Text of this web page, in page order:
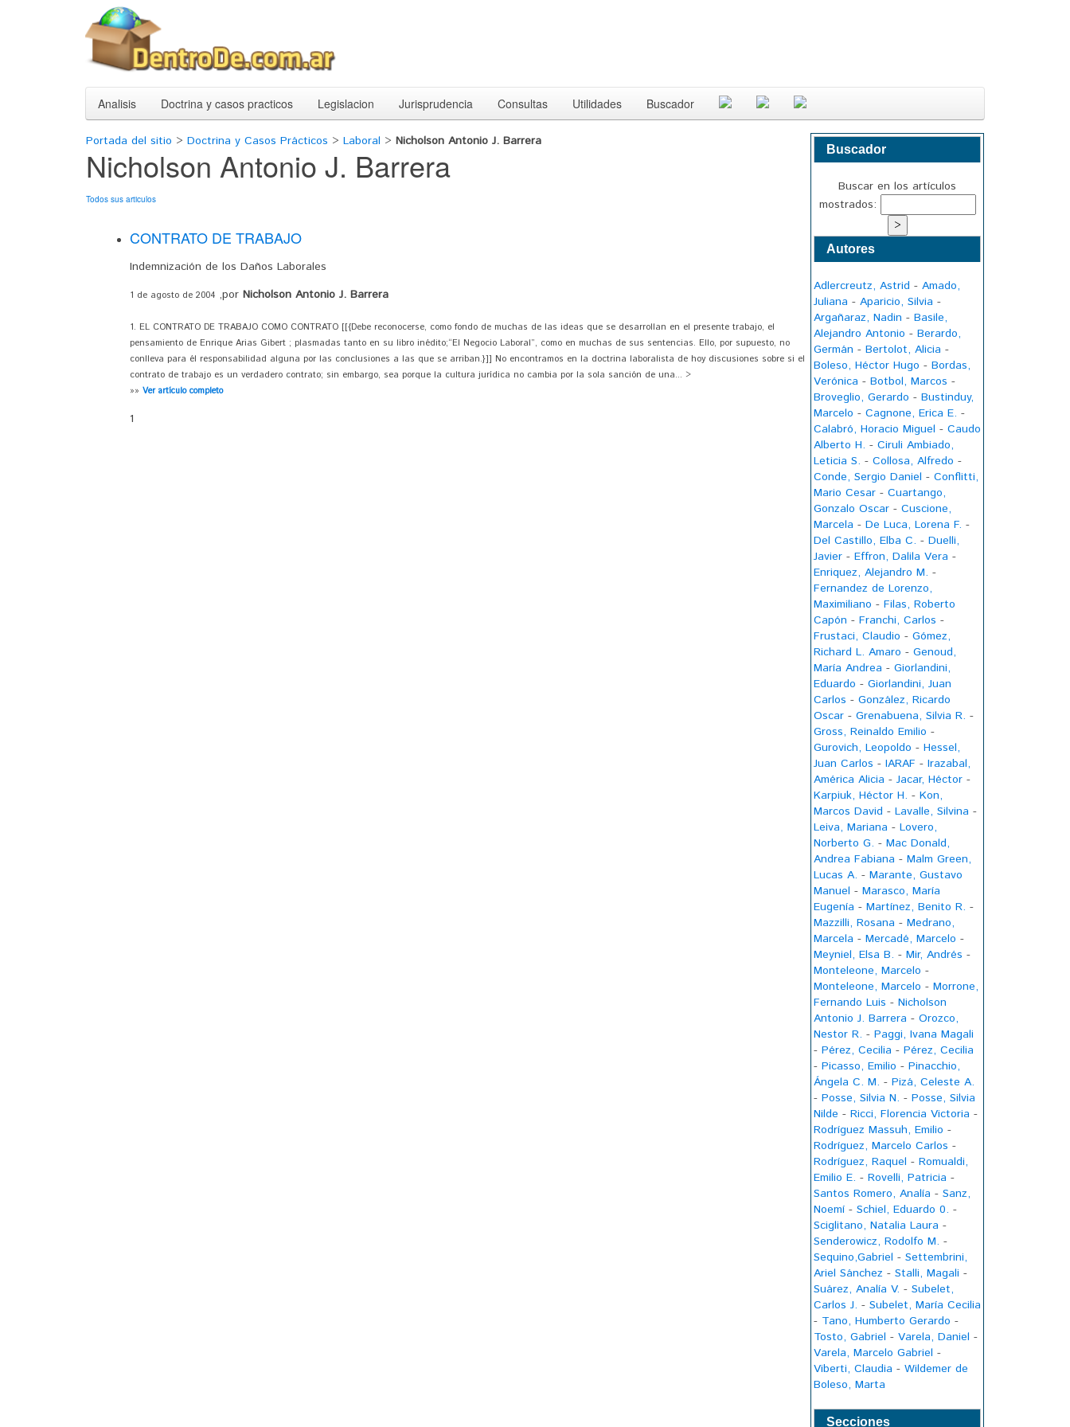
Analisis Doctrina y casos practicos Legislacion Jurisprudencia Consultas Utilidades Buscador
Portada del sitio > Doctrina y Casos Prácticos > Laboral > Nicholson Antonio J. Barrera
Nicholson Antonio J. Barrera
Todos sus articulos
CONTRATO DE TRABAJO
Indemnización de los Daños Laborales
1 de agosto de 2004 ,por Nicholson Antonio J. Barrera
1. EL CONTRATO DE TRABAJO COMO CONTRATO [[{Debe reconocerse, como fondo de muchas de las ideas que se desarrollan en el presente trabajo, el
pensamiento de Enrique Arias Gibert ; plasmadas tanto en su libro inédito;“El Negocio Laboral”, como en muchas de sus sentencias. Ello, por supuesto, no
conlleva para él responsabilidad alguna por las conclusiones a las que se arriban.}]] No encontramos en la doctrina laboralista de hoy discusiones sobre si el
contrato de trabajo es un verdadero contrato; sin embargo, sea porque la cultura jurídica no cambia por la sola sanción de una... >
»» Ver artículo completo
1
Buscador
Buscar en los artículos
mostrados:
Autores
Adlercreutz, Astrid - Amado,
Juliana - Aparicio, Silvia -
Argañaraz, Nadin - Basile,
Alejandro Antonio - Berardo,
Germán - Bertolot, Alicia -
Boleso, Héctor Hugo - Bordas,
Verónica - Botbol, Marcos -
Broveglio, Gerardo - Bustinduy,
Marcelo - Cagnone, Erica E. -
Calabró, Horacio Miguel - Caudo
Alberto H. - Ciruli Ambiado,
Leticia S. - Collosa, Alfredo -
Conde, Sergio Daniel - Conflitti,
Mario Cesar - Cuartango,
Gonzalo Oscar - Cuscione,
Marcela - De Luca, Lorena F. -
Del Castillo, Elba C. - Duelli,
Javier - Effron, Dalila Vera -
Enriquez, Alejandro M. -
Fernandez de Lorenzo,
Maximiliano - Filas, Roberto
Capón - Franchi, Carlos -
Frustaci, Claudio - Gómez,
Richard L. Amaro - Genoud,
María Andrea - Giorlandini,
Eduardo - Giorlandini, Juan
Carlos - González, Ricardo
Oscar - Grenabuena, Silvia R. -
Gross, Reinaldo Emilio -
Gurovich, Leopoldo - Hessel,
Juan Carlos - IARAF - Irazabal,
América Alicia - Jacar, Héctor -
Karpiuk, Héctor H. - Kon,
Marcos David - Lavalle, Silvina -
Leiva, Mariana - Lovero,
Norberto G. - Mac Donald,
Andrea Fabiana - Malm Green,
Lucas A. - Marante, Gustavo
Manuel - Marasco, María
Eugenía - Martínez, Benito R. -
Mazzilli, Rosana - Medrano,
Marcela - Mercadé, Marcelo -
Meyniel, Elsa B. - Mir, Andrés -
Monteleone, Marcelo -
Monteleone, Marcelo - Morrone,
Fernando Luis - Nicholson
Antonio J. Barrera - Orozco,
Nestor R. - Paggi, Ivana Magali
- Pérez, Cecilia - Pérez, Cecilia
- Picasso, Emilio - Pinacchio,
Ángela C. M. - Pizá, Celeste A.
- Posse, Silvia N. - Posse, Silvia
Nilde - Ricci, Florencia Victoria -
Rodríguez Massuh, Emilio -
Rodríguez, Marcelo Carlos -
Rodríguez, Raquel - Romualdi,
Emilio E. - Rovelli, Patricia -
Santos Romero, Analía - Sanz,
Noemí - Schiel, Eduardo 0. -
Sciglitano, Natalia Laura -
Senderowicz, Rodolfo M. -
Sequino,Gabriel - Settembrini,
Ariel Sánchez - Stalli, Magali -
Suárez, Analía V. - Subelet,
Carlos J. - Subelet, María Cecilia
- Tano, Humberto Gerardo -
Tosto, Gabriel - Varela, Daniel -
Varela, Marcelo Gabriel -
Viberti, Claudia - Wildemer de
Boleso, Marta
Secciones